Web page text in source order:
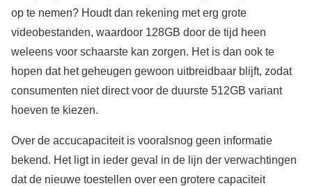
op te nemen? Houdt dan rekening met erg grote
videobestanden, waardoor 128GB door de tijd heen
weleens voor schaarste kan zorgen. Het is dan ook te
hopen dat het geheugen gewoon uitbreidbaar blijft, zodat
consumenten niet direct voor de duurste 512GB variant
hoeven te kiezen.
Over de accucapaciteit is vooralsnog geen informatie
bekend. Het ligt in ieder geval in de lijn der verwachtingen
dat de nieuwe toestellen over een grotere capaciteit